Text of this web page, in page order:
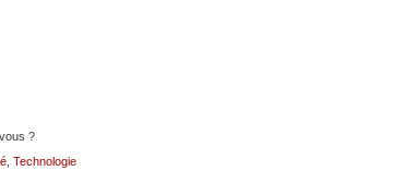
?
Technologie